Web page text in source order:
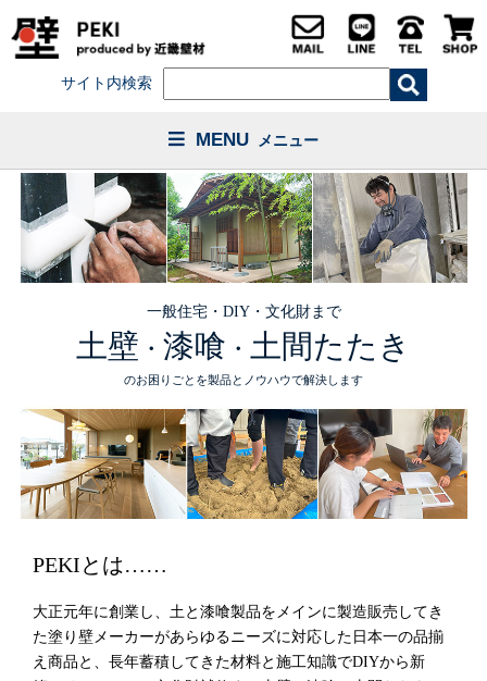
サイト内検索
MENU メニュー
一般住宅・DIY・文化財まで
土壁 ・ 漆喰 ・ 土間たたき
のお困りごとを製品とノウハウで解決します
PEKIとは……
大正元年に創業し、土と漆喰製品をメインに製造販売してき
た塗り壁メーカーがあらゆるニーズに対応した日本一の品揃
え商品と、長年蓄積してきた材料と施工知識でDIYから新